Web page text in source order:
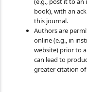
book), with an
this journal.
Authors are
online (e.g., in
website) prior to
can lead to
greater citation